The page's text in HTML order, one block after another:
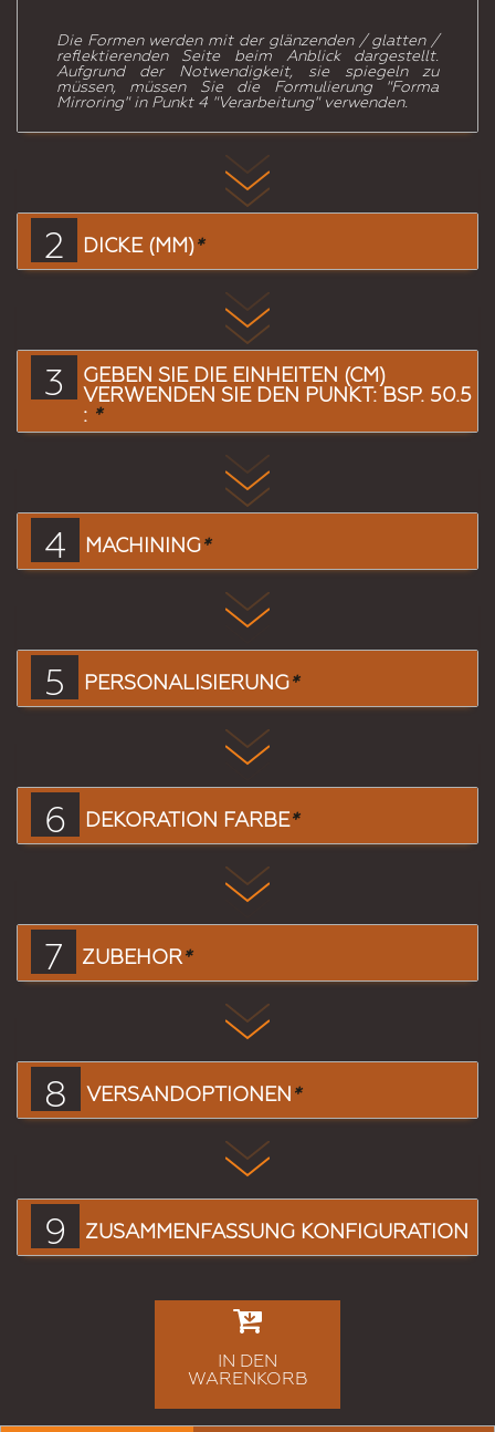
Die Formen werden mit der glänzenden / glatten /
reflektierenden Seite beim Anblick dargestellt.
Aufgrund der Notwendigkeit, sie spiegeln zu
müssen, müssen Sie die Formulierung "Forma
Mirroring" in Punkt 4 "Verarbeitung" verwenden.
2 DICKE (MM)*
3
GEBEN SIE DIE EINHEITEN (CM)
VERWENDEN SIE DEN PUNKT: BSP. 50.5
: *
4 MACHINING*
5 PERSONALISIERUNG*
6 DEKORATION FARBE*
7 ZUBEHÖR*
8 VERSANDOPTIONEN*
9 ZUSAMMENFASSUNG KONFIGURATION
IN DEN
WARENKORB